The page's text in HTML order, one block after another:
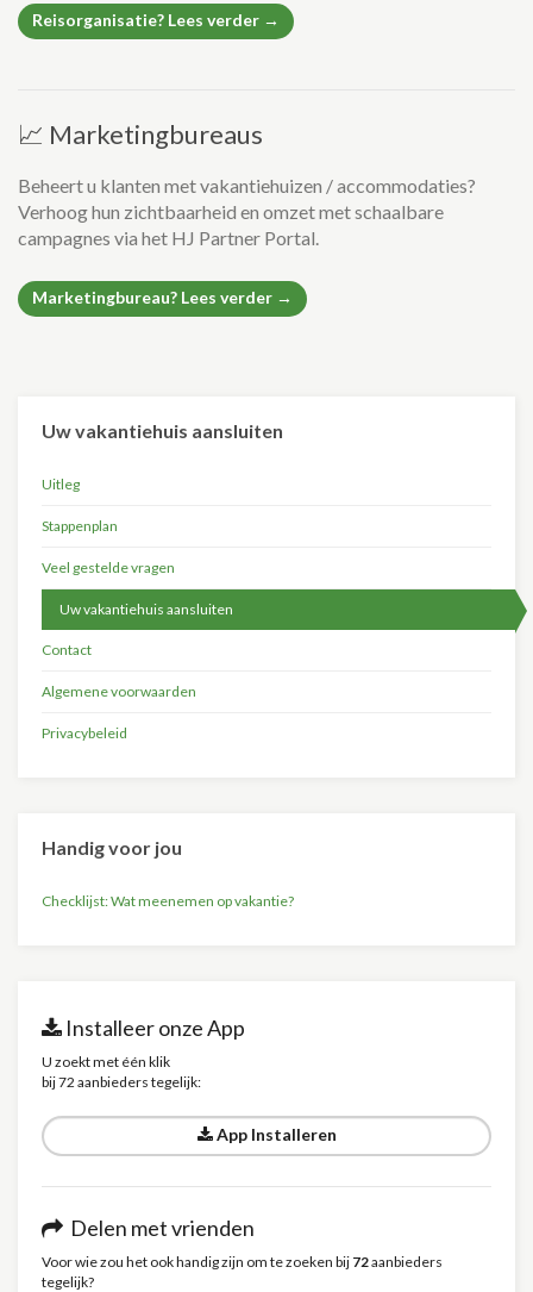
Reisorganisatie? Lees verder →
📈 Marketingbureaus
Beheert u klanten met vakantiehuizen / accommodaties?
Verhoog hun zichtbaarheid en omzet met schaalbare
campagnes via het HJ Partner Portal.
Marketingbureau? Lees verder →
Uw vakantiehuis aansluiten
Uitleg
Stappenplan
Veel gestelde vragen
Uw vakantiehuis aansluiten
Contact
Algemene voorwaarden
Privacybeleid
Handig voor jou
Checklijst: Wat meenemen op vakantie?
Installeer onze App
U zoekt met één klik
bij 72 aanbieders tegelijk:
App Installeren
Delen met vrienden
Voor wie zou het ook handig zijn om te zoeken bij 72aanbieders
tegelijk?